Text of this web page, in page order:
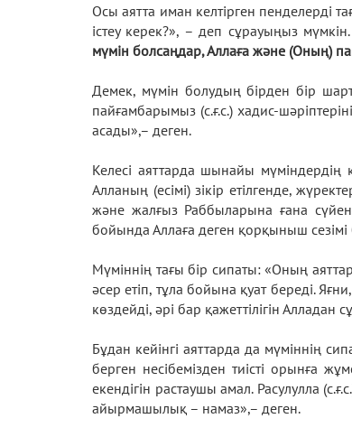
Осы аятта иман келтірген пенделерді
істеу керек?», – деп сұрауыңыз
мүмін болсаңдар, Аллаға және (Оның)
Демек, мүмін болудың бірден бір
пайғамбарымыз (с.ғ.с.) хадис-
асады»,– деген.
Келесі аяттарда шынайы
Алланың (есімі) зікір етілгенде,
және жалғыз Раббыларына ғана
бойында Аллаға деген қорқыныш
Мүміннің тағы бір сипаты: «Оның
әсер етіп, тұла бойына қуат береді.
көздейді, әрі бар қажеттілігін Алладан
Бұдан кейінгі аяттарда да мүміннің
берген несібемізден тиісті орынға
екендігін растаушы амал. Расулулла
айырмашылық – намаз»,– деген.